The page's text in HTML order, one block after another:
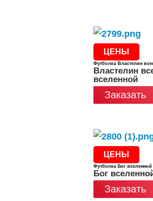
ЦЕНЫ
Футболка Властелин
Властелин
вселенной
Заказать
ЦЕНЫ
Футболка Бог вселенной
Бог
Заказать